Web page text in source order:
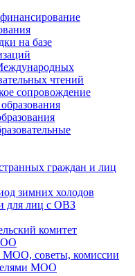
на базе
чтений
сопровождение
граждан и лиц
зимних холодов
для лиц с ОВЗ
комитет
МОО, советы, комиссии
МОО